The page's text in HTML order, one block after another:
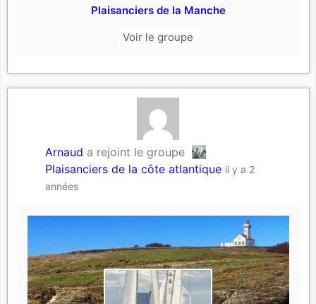
Plaisanciers de la Manche
Voir le groupe
Arnaud a rejoint le groupe
Plaisanciers de la côte atlantique il y a 2
années